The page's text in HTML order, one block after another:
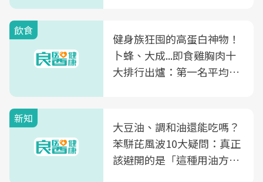
飲食
健身族狂囤的高蛋白神物！
卜蜂、大成...即食雞胸肉十
大排行出爐：第一名平均一
新知
大豆油、調和油還能吃嗎？
苯駢芘風波10大疑問：真正
該避開的是「這種用油方